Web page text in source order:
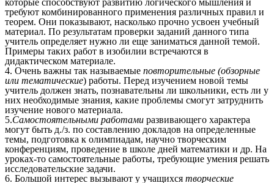
требуют комбинированного применения различных правил и
теорем. Они показывают, насколько прочно усвоен учебный
материал. По результатам проверки заданий данного типа
учитель определяет нужно ли еще заниматься данной темой.
Примеры таких работ в изобилии встречаются в
дидактическом материале.
4. Очень важны так называемые повторительные (обзорные
или тематические) работы. Перед изучением новой темы
учитель должен знать, познавательны ли школьники, есть ли у
них необходимые знания, какие проблемы смогут затруднить
изучение нового материала.
5.Самостоятельными работами развивающего характера
могут быть д./з. по составлению докладов на определенные
темы, подготовка к олимпиадам, научно творческим
конференциям, проведение в школе дней математики и др. На
уроках-то самостоятельные работы, требующие умения решать
исследовательские задачи.
6. Большой интерес вызывают у учащихся творческие